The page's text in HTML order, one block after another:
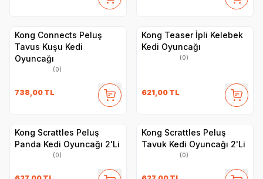
Kong Connects Peluş
Tavus Kuşu Kedi
Oyuncağı
(0)
738,00 TL
Kong Teaser İpli Kelebek
Kedi Oyuncağı
(0)
621,00 TL
Kong Scrattles Peluş
Panda Kedi Oyuncağı 2'Li
(0)
Kong Scrattles Peluş
Tavuk Kedi Oyuncağı 2'Li
(0)